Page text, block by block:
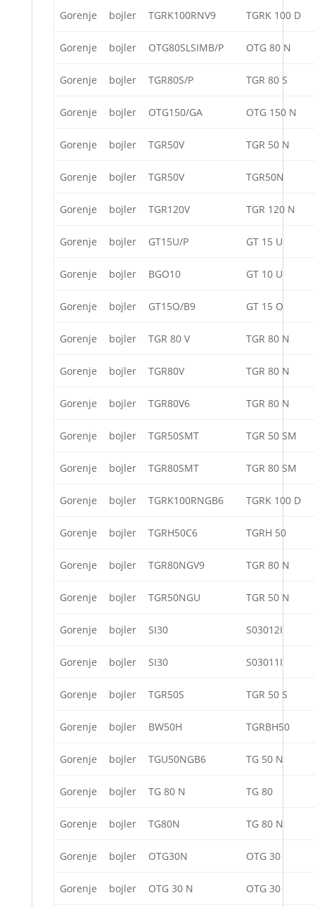
Gorenje bojler TGRK100RNV9 TGRK 100 D
Gorenje bojler OTG80SLSIMB/P OTG 80 N
Gorenje bojler TGR80S/P TGR 80 S
Gorenje bojler OTG150/GA OTG 150 N
Gorenje bojler TGR50V TGR 50 N
Gorenje bojler TGR50V TGR50N
Gorenje bojler TGR120V TGR 120 N
Gorenje bojler GT15U/P GT 15 U
Gorenje bojler BGO10 GT 10 U
Gorenje bojler GT15O/B9 GT 15 O
Gorenje bojler TGR 80 V TGR 80 N
Gorenje bojler TGR80V TGR 80 N
Gorenje bojler TGR80V6 TGR 80 N
Gorenje bojler TGR50SMT TGR 50 SM
Gorenje bojler TGR80SMT TGR 80 SM
Gorenje bojler TGRK100RNGB6 TGRK 100 D
Gorenje bojler TGRH50C6 TGRH 50
Gorenje bojler TGR80NGV9 TGR 80 N
Gorenje bojler TGR50NGU TGR 50 N
Gorenje bojler SI30 S03012I
Gorenje bojler SI30 S03011I
Gorenje bojler TGR50S TGR 50 S
Gorenje bojler BW50H TGRBH50
Gorenje bojler TGU50NGB6 TG 50 N
Gorenje bojler TG 80 N TG 80
Gorenje bojler TG80N TG 80 N
Gorenje bojler OTG30N OTG 30
Gorenje bojler OTG 30 N OTG 30